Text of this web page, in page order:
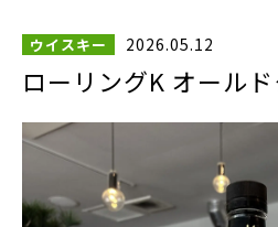
ウイスキー 2026.05.12
ローリングK オール